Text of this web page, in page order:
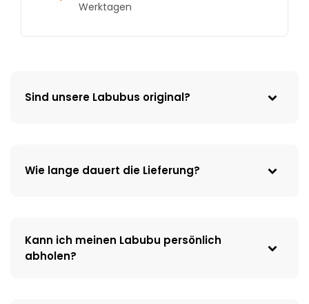
Werktagen
Sind unsere Labubus original?
Wie lange dauert die Lieferung?
Kann ich meinen Labubu persönlich
abholen?